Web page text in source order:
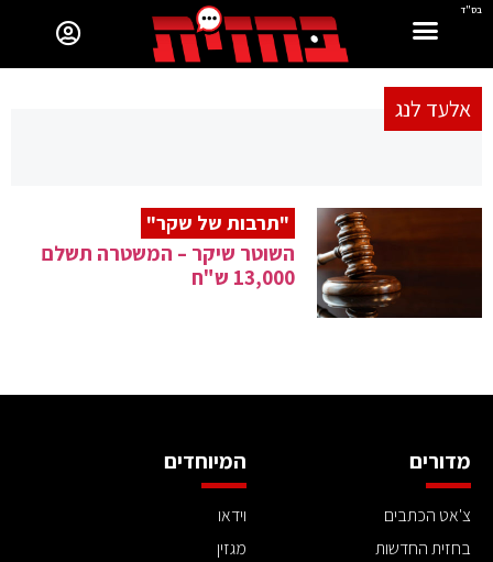
בס"ד
אלעד לנג
"תרבות של שקר"
השוטר שיקר – המשטרה תשלם
13,000 ש"ח
מדורים
צ'אט הכתבים
בחזית החדשות
המיוחדים
וידאו
מגזין